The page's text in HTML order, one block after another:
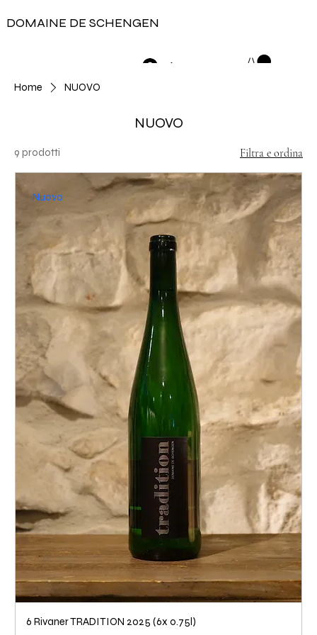
DOMAINE DE SCHENGEN
Accedi
Home
NUOVO
NUOVO
9 prodotti Filtra e ordina
Nuovo
6 Rivaner TRADITION 2025 (6x 0.75l)